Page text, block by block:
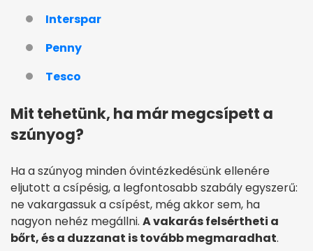
Interspar
Penny
Tesco
Mit tehetünk, ha már megcsípett a
szúnyog?
Ha a szúnyog minden óvintézkedésünk ellenére
eljutott a csípésig, a legfontosabb szabály egyszerű:
ne vakargassuk a csípést, még akkor sem, ha
nagyon nehéz megállni. A vakarás felsértheti a
bőrt, és a duzzanat is tovább megmaradhat.